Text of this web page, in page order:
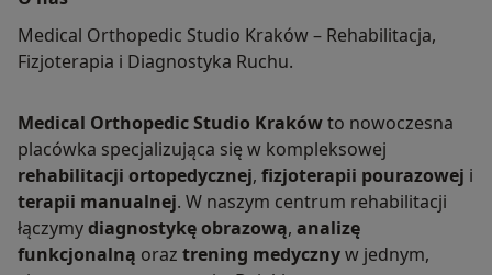
Technologia, która realnie zmienia leczenie
FreeStep / FreeMed (stabilometria,
baropodometria, wideografia)
analitycznym. Ocenia statykę i dynamikę,
oscylacje środka nacisku (CoP/sway), linię
przetaczania, parametry czasowo-przestrzenne
chodu oraz symetrie obciążeń. Dla pacjenta to
natychmiastowa wizualizacja wzorców – „widzisz”
na ekranie, co trzeba poprawić – a dla nas
precyzyjny punkt wyjścia do doboru ćwiczeń i
Medical Orthopedic Studio Kraków – Rehabilitacja,
Fizjoterapia i Diagnostyka Ruchu.
Medical Orthopedic Studio Krakówto nowoczesna
placówka specjalizująca się w kompleksowej
rehabilitacji ortopedycznej, fizjoterapii pourazowej i
terapii manualnej. W naszym centrum rehabilitacji
łączymydiagnostykę obrazową, analizę
funkcjonalną oraz trening medycznyw jednym,